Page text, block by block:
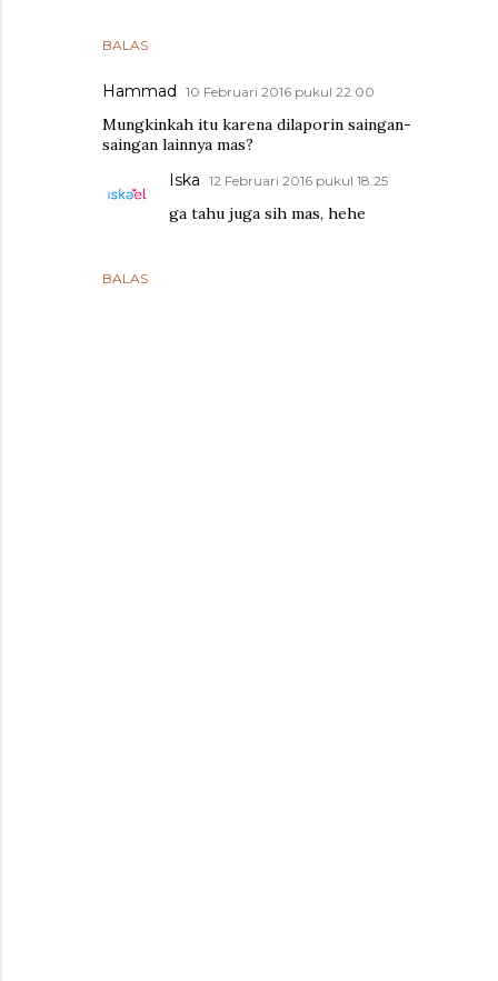
BALAS
Hammad 10 Februari 2016 pukul 22.00
Mungkinkah itu karena dilaporin saingan-
saingan lainnya mas?
BALAS
Iska 12 Februari 2016 pukul 18.25
ga tahu juga sih mas, hehe